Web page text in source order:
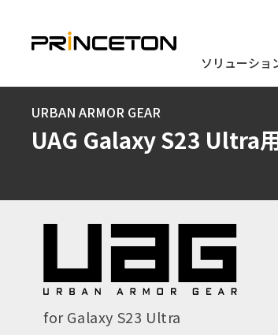
ン
ソリューショ
ソリューショ
URBAN ARMOR GEAR
UAG Galaxy S23 Ultra
for Galaxy S23 Ultra